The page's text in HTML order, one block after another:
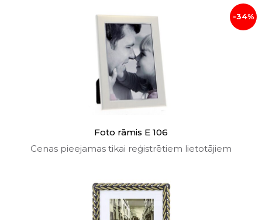
-34%
Foto rāmis E 106
Cenas pieejamas tikai reģistrētiem lietotājiem